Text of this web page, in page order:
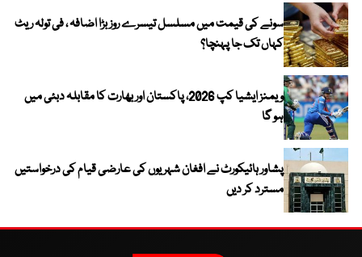
سونے کی قیمت میں مسلسل تیسرے روز بڑا اضافہ ، فی تولہ ریٹ
کہاں تک جا پہنچا؟
ویمنز ایشیا کپ 2026، پاکستان اور بھارت کا مقابلہ دبئی میں
ہو گا
پشاور ہائیکورٹ نے افغان شہریوں کی عارضی قیام کی درخواستیں
مسترد کر دیں